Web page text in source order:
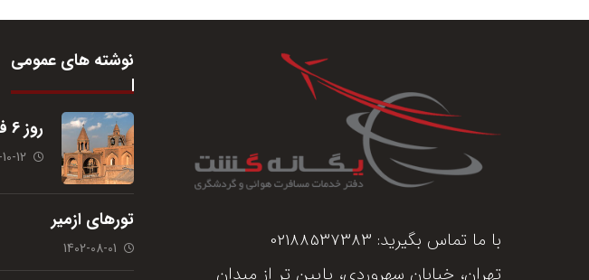
با ما تماس بگیرید: 02188537383
تهران، خیابان سهروردی، پایین تر از میدان
نوشته های عمومی
روز 6 فروردین
12
تورهای ازمیر
1402-08-01